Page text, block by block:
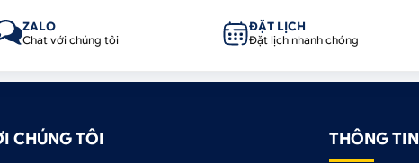
lựa chọn hàng đầu với kho giải trí vô
cầm chắc vô lăng và tập trung vào
ZALO
Chat với chúng tôi
ĐẶT LỊCH
Đặt lịch nhanh chóng
CHÚNG TÔI THÔNG TIN